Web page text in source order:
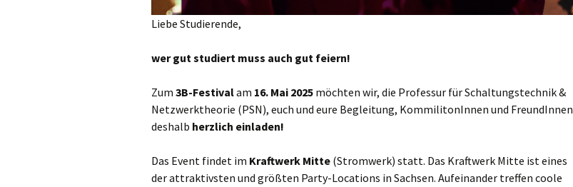
Liebe Studierende,
wer gut studiert muss auch gut feiern!
Zum 3B-Festivalam 16. Mai 2025 möchten wir, die Professur für Schaltungstechnik &
Netzwerktheorie (PSN), euch und eure Begleitung, KommilitonInnen und FreundInnen
deshalb herzlich einladen!
Das Event findet im Kraftwerk Mitte (Stromwerk) statt. Das Kraftwerk Mitte ist eines
der attraktivsten und größten Party-Locations in Sachsen. Aufeinander treffen coole